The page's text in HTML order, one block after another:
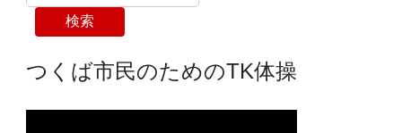
検索
つくば市民のためのTK体操